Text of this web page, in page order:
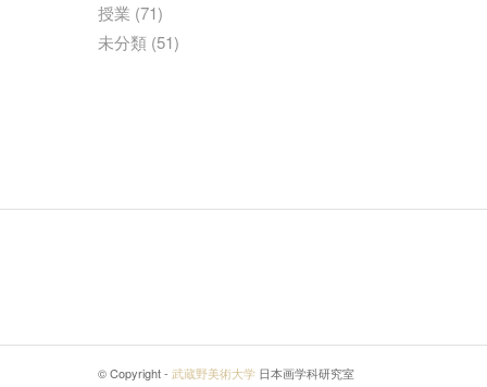
授業 (71)
未分類 (51)
© Copyright - 武蔵野美術大学 日本画学科研究室